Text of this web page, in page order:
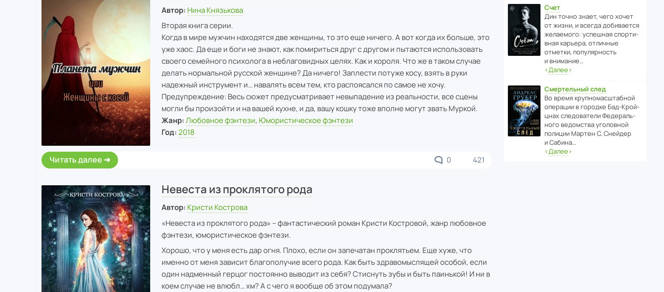
Автор: Нина Князькова
Вторая книга серии.
Когда в мире мужчин находятся две женщины, то это еще ничего. А вот когда их больше, это
уже хаос. Да еще и боги не знают, как помириться друг с другом и пытаются использовать
своего семейного психолога в неблаговидных целях. Как и короля. Что же в таком случае
делать нормальной русской женщине? Да ничего! Заплести потуже косу, взять в руки
надежный инструмент и… навалять всем тем, кто распоясался по самое не хочу.
Предупреждение: Весь сюжет предусматривает невыпадение из реальности, все сцены
могли бы произойти и на вашей кухне, и да, вашу кошку тоже вполне могут звать Муркой.
Жанр: Любовное фэнтези, Юмористическое фэнтези
Год: 2018
Читать далее 0 421
Невеста из проклятого рода
Автор: Кристи Кострова
«Невеста из проклятого рода» – фантастический роман Кристи Костровой, жанр любовное
фэнтези, юмористическое фэнтези.
Хорошо, что у меня есть дар огня. Плохо, если он запечатан проклятьем. Еще хуже, что
именно от меня зависит благополучие всего рода. Как быть здравомыслящей особой, если
один надменный герцог постоянно выводит из себя? Стиснуть зубы и быть паинькой! И ни в
коем случае не влюбл… хм? А с чего я вообще об этом подумала?
Счет
Дин точно знает, чего хочет
от жизни, и всегда доби­ва­ется
жела­е­мого: успе­шная спор­ти­
вная карьера, отли­чные
отметки, попу­ля­р­ность
и внимание…
‹Далее›
Смертельный след
Во время круп­но­мас­ш­та­бной
операции в городке Бад‑Крой­
цнах следо­ва­тели Феде­раль­
ного ведомства уголо­вной
полиции Мартен С. Снейдер
и Сабина…
‹Далее›